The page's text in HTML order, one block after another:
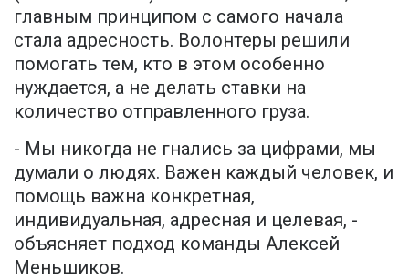
главным принципом с самого начала
стала адресность. Волонтеры решили
помогать тем, кто в этом особенно
нуждается, а не делать ставки на
количество отправленного груза.
- Мы никогда не гнались за цифрами, мы
думали о людях. Важен каждый человек, и
помощь важна конкретная,
индивидуальная, адресная и целевая, -
объясняет подход команды Алексей
Меньшиков.